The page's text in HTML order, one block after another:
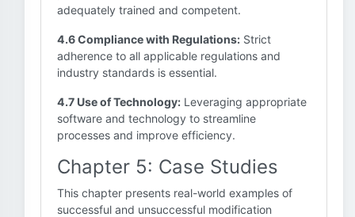
adequately trained and competent.
4.6 Compliance with Regulations: Strict
adherence to all applicable regulations and
industry standards is essential.
4.7 Use of Technology: Leveraging appropriate
software and technology to streamline
processes and improve efficiency.
Chapter 5: Case Studies
This chapter presents real-world examples of
successful and unsuccessful modification